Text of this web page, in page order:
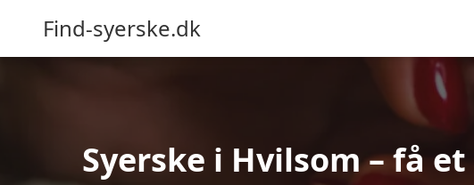
Find-syerske.dk
Syerske i Hvilsom – få